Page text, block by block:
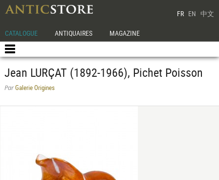
FR EN 中文
CATALOGUE ANTIQUAIRES MAGAZINE
Jean LURÇAT (1892-1966), Pichet Poisson
ParGalerie Origines